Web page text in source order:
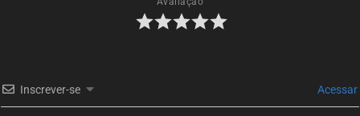
EPISÓDIO 28
EPISÓDIO 27
Inscrever-se Acessar